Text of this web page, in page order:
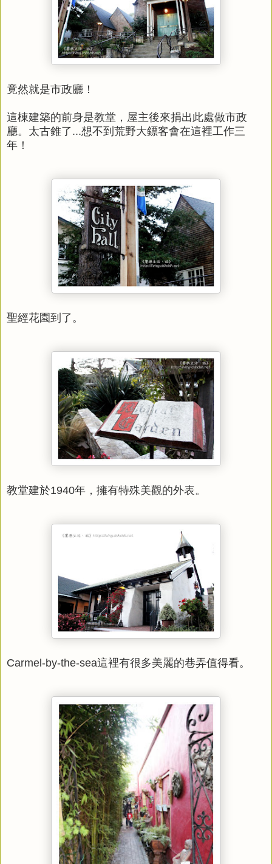
竟然就是市政廳！
這棟建築的前身是教堂，屋主後來捐出此處做市政
廳。 太古錐了...想不到荒野大鏢客會在這裡工作三
年！
聖經花園到了。
教堂建於1940年，擁有特殊美觀的外表。
Carmel-by-the-sea這裡有很多美麗的巷弄值得看。